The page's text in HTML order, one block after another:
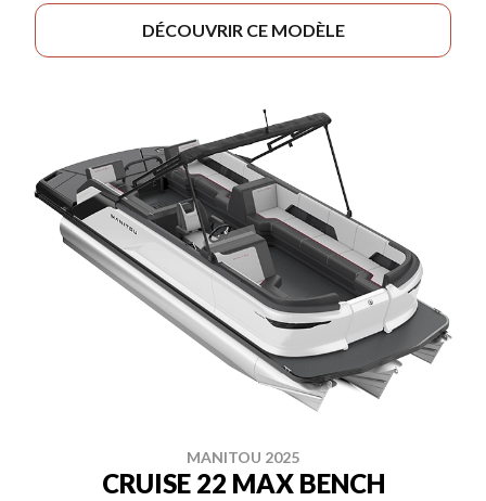
DÉCOUVRIR CE MODÈLE
MANITOU 2025
CRUISE 22 MAX BENCH